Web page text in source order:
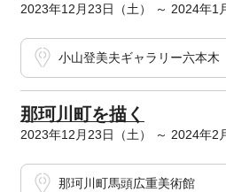
2023年12月23日（土） ～ 2024年1
小山登美夫ギャラリー六本木
那珂川町を描く
2023年12月23日（土） ～ 2024年2
那珂川町馬頭広重美術館